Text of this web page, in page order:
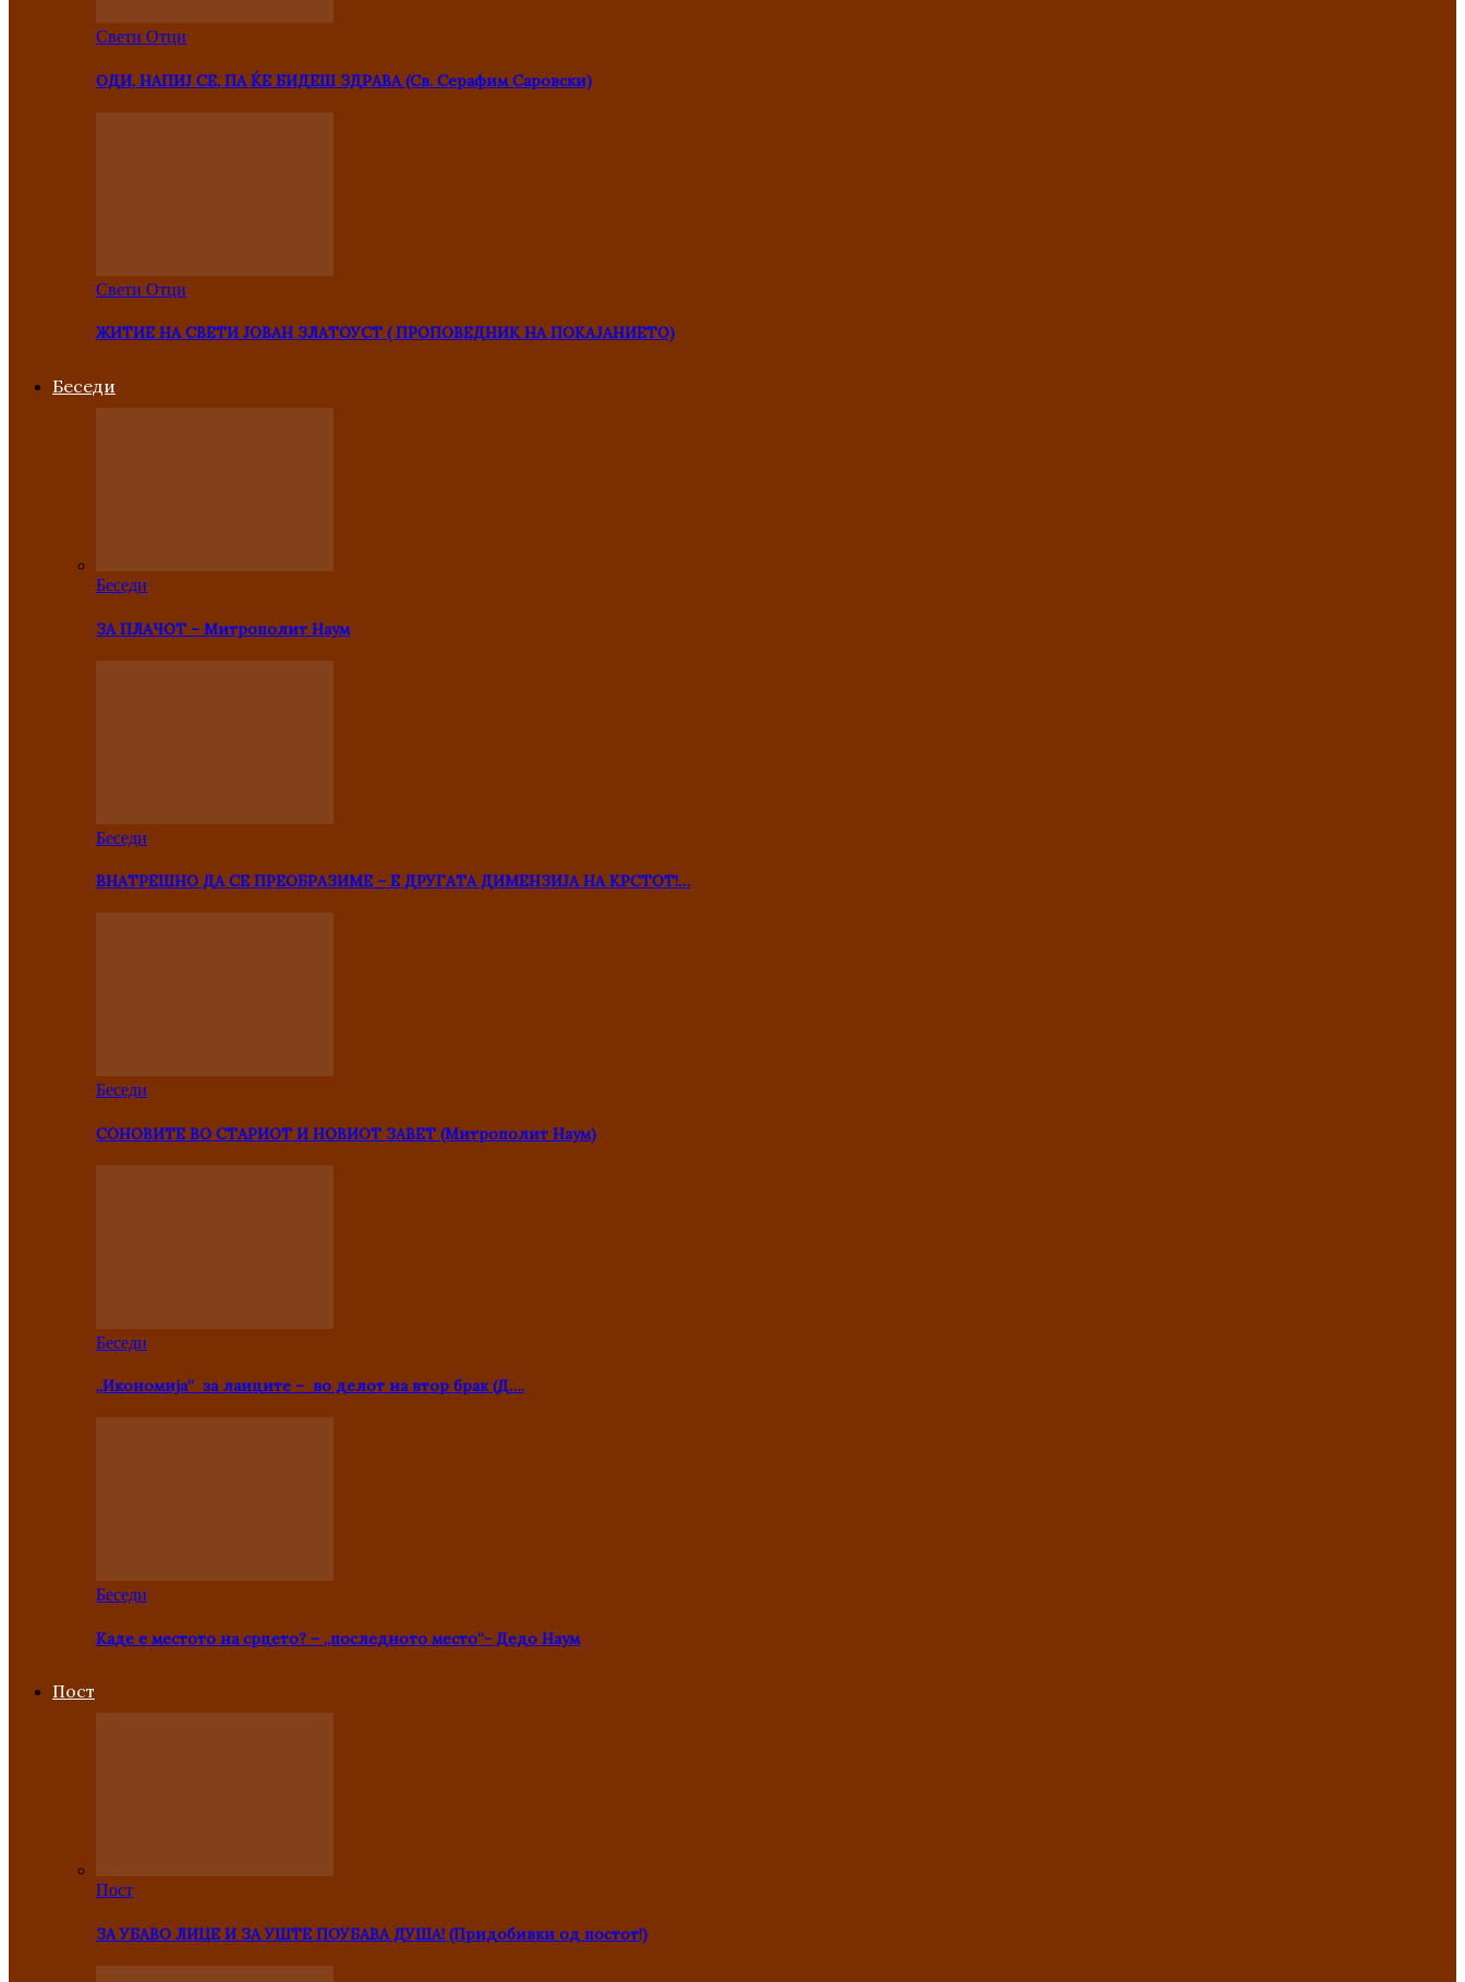
Свети Отци
ОДИ, НАПИЈ СЕ, ПА ЌЕ БИДЕШ ЗДРАВА (Св. Серафим Саровски)
Свети Отци
ЖИТИЕ НА СВЕТИ ЈОВАН ЗЛАТОУСТ ( ПРОПОВЕДНИК НА ПОКАЈАНИЕТО)
Беседи
Беседи
ЗА ПЛАЧОТ – Митрополит Наум
Беседи
ВНАТРЕШНО ДА СЕ ПРЕОБРАЗИМЕ – Е ДРУГАТА ДИМЕНЗИЈА НА КРСТОТ!…
Беседи
СОНОВИТЕ ВО СТАРИОТ И НОВИОТ ЗАВЕТ (Митрополит Наум)
Беседи
„Икономија“ за лаиците – во делот на втор брак (Д….
Беседи
Каде е местото на срцето? – „последното место“- Дедо Наум
Пост
Пост
ЗА УБАВО ЛИЦЕ И ЗА УШТЕ ПОУБАВА ДУША! (Придобивки од постот!)